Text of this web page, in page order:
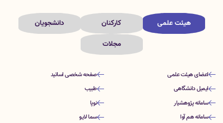
هیئت علمی کارکنان
دانشجویان
مجلات
اعضای هیئت علمی
صفحه شخصی اساتید
ایمیل دانشگاهی
طبیب
سامانه پژوهشیار
نوپا
سامانه هم آوا
سما لایو